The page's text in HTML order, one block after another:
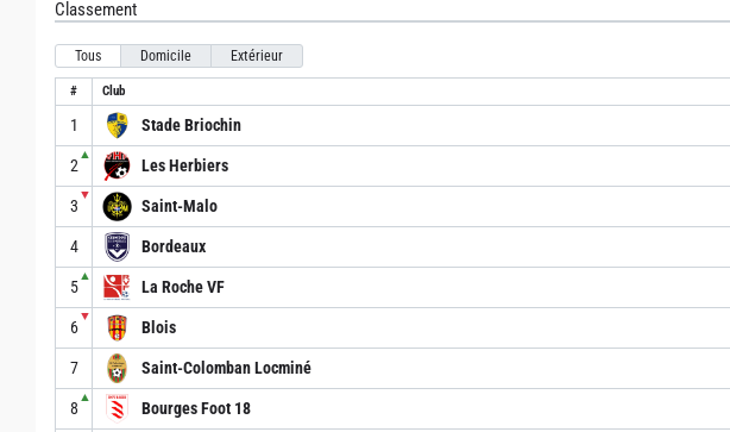
Classement
Tous Domicile Extérieur
# Club
1 Stade Briochin
2
▲
Les Herbiers
3
▼
Saint-Malo
4 Bordeaux
5
▲
La Roche VF
6
▼
Blois
7 Saint-Colomban Locminé
8
▲
Bourges Foot 18